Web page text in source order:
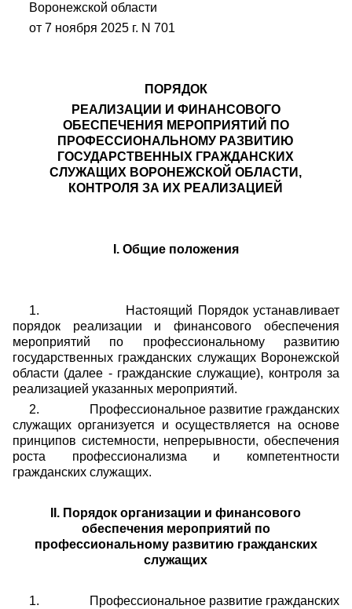
Воронежской области
от 7 ноября 2025 г. N 701
ПОРЯДОК
РЕАЛИЗАЦИИ И ФИНАНСОВОГО
ОБЕСПЕЧЕНИЯ МЕРОПРИЯТИЙ ПО
ПРОФЕССИОНАЛЬНОМУ РАЗВИТИЮ
ГОСУДАРСТВЕННЫХ ГРАЖДАНСКИХ
СЛУЖАЩИХ ВОРОНЕЖСКОЙ ОБЛАСТИ,
КОНТРОЛЯ ЗА ИХ РЕАЛИЗАЦИЕЙ
. Общие положения
1.
Настоящий Порядок устанавливает
порядок реализации и финансового обеспечения
мероприятий по профессиональному развитию
государственных гражданских служащих Воронежской
области (далее - гражданские служащие), контроля за
реализацией указанных мероприятий.
2.
Профессиональное развитие гражданских
служащих организуется и осуществляется на основе
принципов системности, непрерывности, обеспечения
роста профессионализма и компетентности
гражданских служащих.
. Порядок организации и финансового
обеспечения мероприятий по
профессиональному развитию гражданских
служащих
1.
Профессиональное развитие гражданских